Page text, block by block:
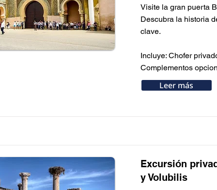
Visite la gran puerta
Descubra la historia
clave.
Incluye: Chofer
Complementos
Leer más
Excursión
y Volubilis